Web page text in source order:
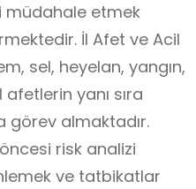
müdahale etmek
İl Afet ve Acil
sel, heyelan, yangın,
yanı sıra
görev almaktadır.
risk analizi
ve tatbikatlar